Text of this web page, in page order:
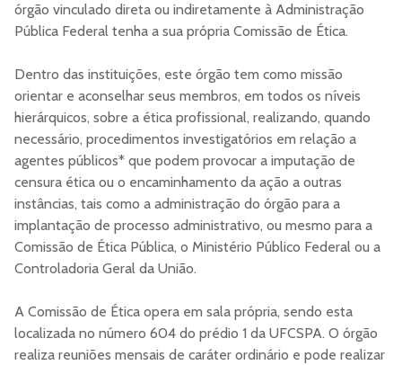
órgão vinculado direta ou indiretamente à Administração
Pública Federal tenha a sua própria Comissão de Ética.
Dentro das instituições, este órgão tem como missão
orientar e aconselhar seus membros, em todos os níveis
hierárquicos, sobre a ética profissional, realizando, quando
necessário, procedimentos investigatórios em relação a
agentes públicos* que podem provocar a imputação de
censura ética ou o encaminhamento da ação a outras
instâncias, tais como a administração do órgão para a
implantação de processo administrativo, ou mesmo para a
Comissão de Ética Pública, o Ministério Público Federal ou a
Controladoria Geral da União.
A Comissão de Ética opera em sala própria, sendo esta
localizada no número 604 do prédio 1 da UFCSPA. O órgão
realiza reuniões mensais de caráter ordinário e pode realizar